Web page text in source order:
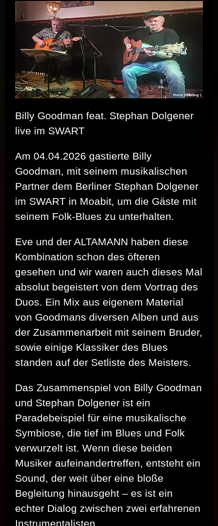
Dicke
Billy Goodman feat. Stephan Dolgener
live im SWART
Am 04.04.2026 gastierte Billy
Goodman, mit seinem musikalischen
Partner dem Berliner Stephan Dolgener
im SWART in Moabit, um die Gäste mit
seinem Folk-Blues zu unterhalten.
Eve und der ALTAMANN haben diese
Kombination schon des öfteren
gesehen und wir waren auch dieses Mal
absolut begeistert von dem Vortrag des
Duos. Ein Mix aus eigenem Material
von Goodmans diversen Alben und aus
der Zusammenarbeit mit seinem Bruder,
sowie einige Klassiker des Blues
standen auf der Setliste des Meisters.
Das Zusammenspiel von Billy Goodman
und Stephan Dolgener ist ein
Paradebeispiel für eine musikalische
Symbiose, die tief im Blues und Folk
verwurzelt ist. Wenn diese beiden
Musiker aufeinandertreffen, entsteht ein
Sound, der weit über eine bloße
Begleitung hinausgeht – es ist ein
echter Dialog zwischen zwei erfahrenen
Instrumentalisten.